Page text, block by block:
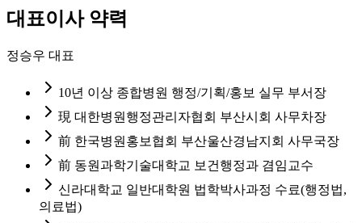
대표이사 약력
정승우 대표
10년 이상 종합병원 행정/기획/홍보 실무 부서장
現 대한병원행정관리자협회 부산시회 사무차장
前 한국병원홍보협회 부산울산경남지회 사무국장
前 동원과학기술대학교 보건행정과 겸임교수
신라대학교 일반대학원 법학박사과정 수료(행정법,
의료법)